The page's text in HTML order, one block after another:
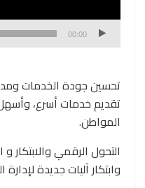
00:00
تحسين جودة الخدمات
تقديم خدمات أسرع، وأسهل،
المواطن.
التحول الرقمي والابتكار
وابتكار آليات جديدة